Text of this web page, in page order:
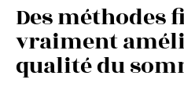
Des méthodes
vraiment
qualité du